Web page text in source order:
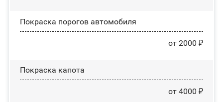
Покраска порогов автомобиля
от 2000 ₽
Покраска капота
от 4000 ₽